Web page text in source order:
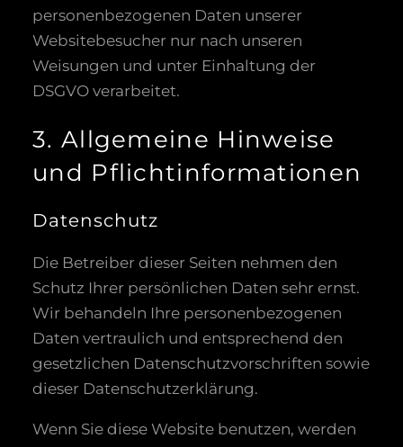
personenbezogenen Daten unserer
Websitebesucher nur nach unseren
Weisungen und unter Einhaltung der
DSGVO verarbeitet.
3. Allgemeine Hinweise
und Pflicht­informationen
Datenschutz
Die Betreiber dieser Seiten nehmen den
Schutz Ihrer persönlichen Daten sehr ernst.
Wir behandeln Ihre personenbezogenen
Daten vertraulich und entsprechend den
gesetzlichen Datenschutzvorschriften sowie
dieser Datenschutzerklärung.
Wenn Sie diese Website benutzen, werden